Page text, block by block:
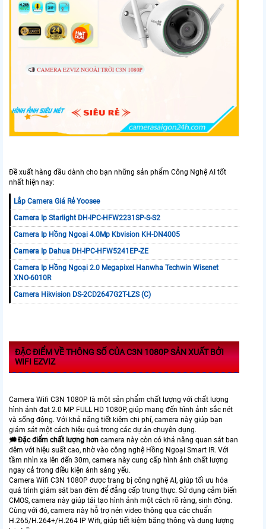
Đề xuất hàng đầu dành cho bạn những sản phẩm Công Nghệ AI tốt
nhất hiện nay:
Lắp Camera Giá Rẻ Yoosee
Camera Ip Starlight DH-IPC-HFW2231SP-S-S2
Camera Ip Hồng Ngoại 4.0Mp Kbvision KH-DN4005
Camera Ip Dahua DH-IPC-HFW5241EP-ZE
Camera Ip Hồng Ngoại 2.0 Megapixel Hanwha Techwin Wisenet
XNO-6010R
Camera Hikvision DS-2CD2647G2T-LZS (C)
ĐẶC ĐIỂM VỀ THÔNG SỐ CỦA C3N 1080P SẢN XUẤT BỞI
WIFI EZVIZ
Camera Wifi C3N 1080P là một sản phẩm chất lượng với chất lượng
hình ảnh đạt 2.0 MP FULL HD 1080P, giúp mang đến hình ảnh sắc nét
và sống động. Với khả năng tiết kiệm chi phí, camera này giúp bạn
giám sát một cách hiệu quả trong các dự án chuyên dụng.
🗯️Đặc điểm chất lượng hơn camera này còn có khả năng quan sát ban
đêm với hiệu suất cao, nhờ vào công nghệ Hồng Ngoại Smart IR. Với
tầm nhìn xa lên đến 30m, camera này cung cấp hình ảnh chất lượng
ngay cả trong điều kiện ánh sáng yếu.
Camera Wifi C3N 1080P được trang bị công nghệ AI, giúp tối ưu hóa
quá trình giám sát ban đêm để đẳng cấp trung thực. Sử dụng cảm biến
CMOS, camera này giúp tái tạo hình ảnh một cách rõ ràng, sinh động.
Cùng với đó, camera này hỗ trợ nén video thông qua các chuẩn
H.265/H.264+/H.264 IP Wifi, giúp tiết kiệm băng thông và dung lượng